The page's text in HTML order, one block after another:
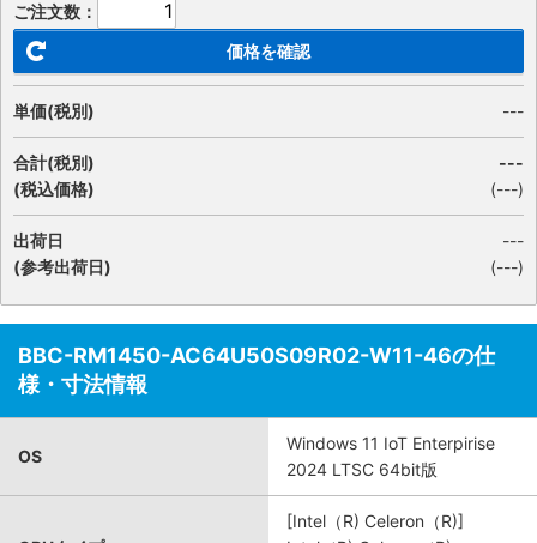
ご注文数：
価格を確認
単価(税別) ---
合計(税別)
(税込価格)
---
(---)
出荷日
(参考出荷日)
---
(---)
BBC-RM1450-AC64U50S09R02-W11-46の仕
様・寸法情報
OS
Windows 11 IoT Enterpirise
2024 LTSC 64bit版
[Intel（R) Celeron（R)]